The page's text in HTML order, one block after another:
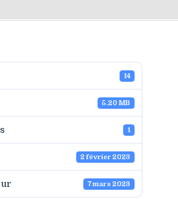
14
5.20 MB
1
2 février 2023
7 mars 2023